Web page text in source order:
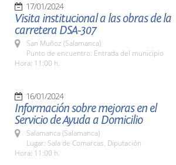
17/01/2024
Visita institucional a las obras de la
carretera DSA-307
San Muñoz (Salamanca)
Punto de encuentro: Entrada del municipio
Hora: 11:00 h.
16/01/2024
Información sobre mejoras en el
Servicio de Ayuda a Domicilio
Salamanca (Salamanca)
Lugar: Sala de Comarcas. Diputación
Hora: 11:00 h.